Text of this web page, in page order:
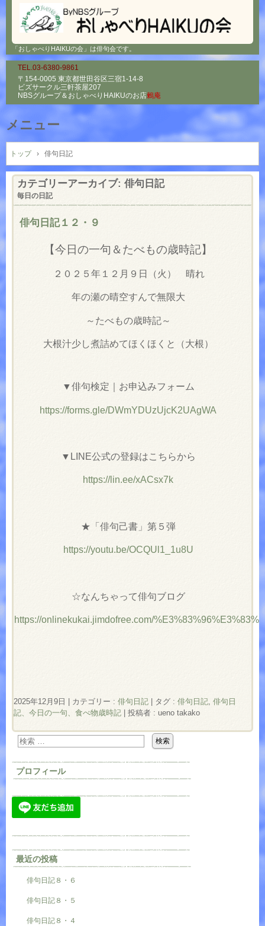
「おしゃべりHAIKUの会」は俳句会です。
TEL.03-6380-9861
〒154-0005 東京都世田谷区三宿1-14-8
ビズサークル三軒茶屋207
NBSグループ＆ おしゃべりHAIKUのお店鶫庵
メニュー
コ
ン
テ
ン
へ
トップ › 俳句日記
カテゴリーアーカイブ: 俳句日記
毎日の日記
俳句日記１２・９
【今日の一句＆たべもの歳時記】
２０２５年 １２月９日（火） 晴れ
年の瀬の晴空すんで無限大
～たべもの歳時記～
大根汁少し煮詰めてほくほくと（大根）
▼俳句検定｜お申込みフォーム
https://forms.gle/DWmYDUzUjcK2UAgWA
▼ LINE公式の登録はこちらから
https://lin.ee/xACsx7k
★「俳句己書」第５弾
https://youtu.be/OCQUl1_1u8U
☆なんちゃって俳句ブログ
https://onlinekukai.jimdofree.com/
2025年12月9日 カテゴリー : 俳句日記 タグ : 俳句日記, 俳句日
記、今日の一句、食べ物歳時記
投稿者 : ueno takako
プロフィール
最近の投稿
俳句日記８・６
俳句日記８・５
俳句日記８・４